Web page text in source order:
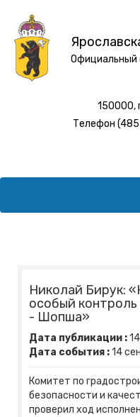
Официальный
150000,
Телефон
Николай Бирук:
особый
- Шопша»
Дата публикации :14
Дата события :14
Комитет по
безопасности и
проверил ход